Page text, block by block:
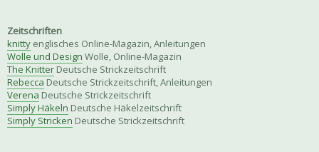
Zeitschriften
knitty englisches Online-Magazin, Anleitungen
Wolle und Design Wolle, Online-Magazin
The Knitter Deutsche Strickzeitschrift
Rebecca Deutsche Strickzeitschrift, Anleitungen
Verena Deutsche Strickzeitschrift
Simply Häkeln Deutsche Häkelzeitschrift
Simply Stricken Deutsche Strickzeitschrift